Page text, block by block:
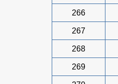
266
267
268
269